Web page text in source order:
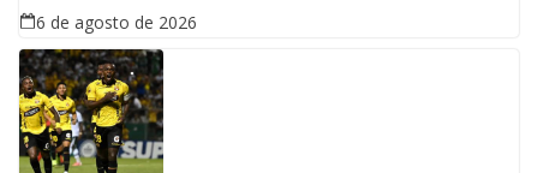
6 de agosto de 2026